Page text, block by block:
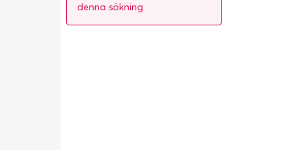
denna sökning